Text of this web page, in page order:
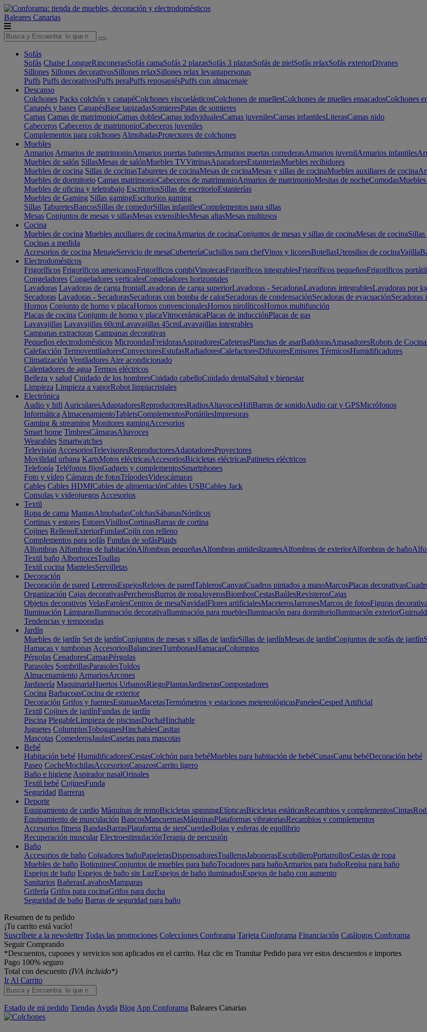
Baleares Canarias
Sofás
Sofás Chaise LongueRinconerasSofás camaSofás 2 plazasSofás 3 plazasSofás de pielSofás relaxSofás exteriorDivanes
Sillones Sillones decorativosSillones relaxSillones relax levantapersonas
Puffs Puffs decorativosPuffs peraPuffs reposapiésPuffs con almacenaje
Descanso
Colchones Packs colchón y canapéColchones viscoelásticosColchones de muellesColchones de muelles ensacadosColchones
Canapés y bases CanapésBase tapizadasSomieresPatas de somieres
Camas Camas de matrimonioCamas doblesCamas individualesCamas juvenilesCamas infantilesLiterasCamas nido
Cabeceros Cabeceros de matrimonioCabeceros juveniles
Complementos para colchones AlmohadasProtectores de colchones
Muebles
Armarios Armarios de matrimonioArmarios puertas batientesArmarios puertas correderasArmarios juvenilArmarios infantiles
Muebles de salón SillasMesas de salónMuebles TVVitrinasAparadoresEstanteriasMuebles recibidores
Muebles de cocina Sillas de cocinasTaburetes de cocinaMesas de cocinaMesas y sillas de cocinaMuebles auxiliares de cocina
Muebles de dormitorio Camas matrimonioCabeceros de matrimonioArmarios de matrimonioMesitas de nocheComodas
Muebles de oficina y teletrabajo EscritoriosSillas de escritorioEstanterías
Muebles de Gaming Sillas gamingEscritorios gaming
Sillas TaburetesBancosSillas de comedorSillas infantilesComplementos para sillas
Mesas Conjuntos de mesas y sillasMesas extensiblesMesas altasMesas multiusos
Cocina
Muebles de cocina Muebles auxiliares de cocinaArmarios de cocinaConjuntos de mesas y sillas de cocinaMesas de cocinaSillas
Cocinas a medida
Accesorios de cocina MenajeServicio de mesaCuberteríaCuchillos para chefVinos y licoresBotellasUtensilios de cocinaVajilla
Electrodomésticos
Frigoríficos Frigoríficos americanosFrigoríficos combiVinotecasFrigoríficos integrablesFrigoríficos pequeñosFrigoríficos
Congeladores Congeladores verticalesCongeladores horizontales
Lavadoras Lavadoras de carga frontalLavadoras de carga superiorLavadoras - SecadorasLavadoras integrablesLavadoras por kg
Secadoras Lavadoras - SecadorasSecadoras con bomba de calorSecadoras de condensaciónSecadoras de evacuaciónSecadoras
Hornos Conjunto de horno y placaHornos convencionalesHornos pirolíticosHornos multifunción
Placas de cocina Conjunto de horno y placaVitrocerámicaPlacas de inducciónPlacas de gas
Lavavajillas Lavavajillas 60cmLavavajillas 45cmLavavajillas integrables
Campanas extractoras Campanas decorativas
Pequeños electrodomésticos MicroondasFreidorasAspiradoresCafeterasPlanchas de asarBatidorasAmasadoresRobots de Cocina
Calefacción TermoventiladoresConvectoresEstufasRadiadoresCalefactoresDifusoresEmisores TérmicosHumidificadores
Climatización Ventiladores Aire acondicionado
Calentadores de agua Termos eléctricos
Belleza y salud Cuidado de los hombresCuidado cabelloCuidado dentalSalud y bienestar
Limpieza Limpieza a vaporRobot limpiacristales
Electrónica
Audio y hifi AuricularesAdaptadoresReproductoresRadiosAltavocesHifiBarras de sonidoAudio car y GPSMicrófonos
Informática AlmacenamientoTabletsComplementosPortátilesImpresoras
Gaming & streaming Monitores gamingAccesorios
Smart home TimbresCámarasAltavoces
Wearables Smartwatches
Televisión AccesoriosTelevisoresReproductoresAdaptadoresProyectores
Movilidad urbana KartsMotos eléctricasAccesoriosBicicletas eléctricasPatinetes eléctricos
Telefonía Teléfonos fijosGadgets y complementosSmartphones
Foto y vídeo Cámaras de fotosTrípodesVideocámaras
Cables Cables HDMICables de alimentaciónCables USBCables Jack
Consolas y videojuegos Accesorios
Textil
Ropa de cama MantasAlmohadasColchasSábanasNórdicos
Cortinas y estores EstoresVisillosCortinasBarras de cortina
Cojines RellenoExteriorFundasCojín con relleno
Complementos para sofás Fundas de sofásPlaids
Alfombras Alfombras de habitaciónAlfombras pequeñasAlfombras antideslizantesAlfombras de exteriorAlfombras de baño
Textil baño AlbornocesToallas
Textil cocina MantelesServilletas
Decoración
Decoración de pared LetrerosEspejosRelojes de paredTablerosCanvasCuadros pintados a manoMarcosPlacas decorativas
Organización Cajas decorativasPercherosBurros de ropaJoyerosBiombosCestasBaúlesRevisterosCajas
Objetos decorativos VelasFarolesCentros de mesaNavidadFlores artificialesMaceterosJarronesMarcos de fotosFiguras
Iluminación LámparasIluminación decorativaIluminación para mueblesIluminación para dormitorioIluminación exterior
Tendencias y temporadas
Jardín
Muebles de jardín Set de jardínConjuntos de mesas y sillas de jardínSillas de jardínMesas de jardínConjuntos de sofás de jardín
Hamacas y tumbonas AccesoriosBalancinesTumbonasHamacasColumpios
Pérgolas CenadoresCarpasPérgolas
Parasoles SombrillasParasolesToldos
Almacenamiento ArmariosArcones
Jardinería MaquinariaHuertos UrbanosRiegoPlantasJardinerasCompostadores
Cocina BarbacoasCocina de exterior
Decoración Grifos y fuentesEstatuasMacetasTermómetros y estaciones metereológicasPanelesCesped Artificial
Textil Cojines de jardínFundas de jardín
Piscina PlegableLimpieza de piscinasDuchaHinchable
Juguetes ColumpiosToboganesHinchablesCasitas
Mascotas ComederosJaulasCasetas para mascotas
Bebé
Habitación bebé HumidificadoresCestasColchón para bebéMuebles para habitación de bebéCunasCama bebéDecoración bebé
Paseo CocheMochilasAccesoriosCapazosCarrito ligero
Baño e higiene Aspirador nasalOrinales
Textil bebé CojinesFunda
Seguridad Barreras
Deporte
Equipamiento de cardio Máquinas de remoBicicletas spinningElípticasBicicletas estáticasRecambios y complementosCintas
Equipamiento de musculación BancosMancuernasMáquinasPlataformas vibratoriasRecambios y complementos
Accesorios fitness BandasBarrasPlataforma de stepCuerdasBolas y esferas de equilibrio
Recuperación muscular ElectroestimulaciónTerapia de percusión
Baño
Accesorios de baño Colgadores bañoPapelerasDispensadoresToallerosJabonerasEscobilleroPortarrollosCestas de ropa
Muebles de baño BotiquinesConjuntos de muebles para bañoTocadores para bañoArmarios para bañoRepisa para baño
Espejos de baño Espejos de baño sin LuzEspejos de baño iluminadosEspejos de baño con aumento
Sanitarios BañerasLavabosMamparas
Grifería Grifos para cocinaGrifos para ducha
Seguridad de baño Barras de seguridad para baño
Resumen de tu pedido
¡Tu carrito está vacío!
Suscríbete a la newsletter Todas las promociones Colecciones Conforama Tarjeta Conforama Financiación Catálogos Conforama
Seguir Comprando
*Descuentos, cupones y servicios son aplicados en el carrito. Haz clic en Tramitar Pedido para ver estos descuentos e importes
Pago 100% seguro
Total con descuento (IVA incluido*)
Ir Al Carrito
Estado de mi pedido Tiendas Ayuda Blog App Conforama Baleares Canarias